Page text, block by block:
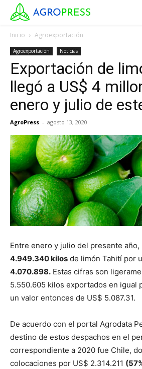
Inicio Agroexportación
Agroexportación Noticias
Exportación de
llegó a US$ 4
enero y julio de
AgroPress - agosto 13, 2020
Entre enero y julio del presente
4.949.340 kilos de limón Tahití por
4.070.898. Estas cifras son
5.550.605 kilos exportados en igual
un valor entonces de US$ 5.087.31.
De acuerdo con el portal Agrodata
destino de estos despachos en el
correspondiente a 2020 fue Chile,
colocaciones por US$ 2.314.211